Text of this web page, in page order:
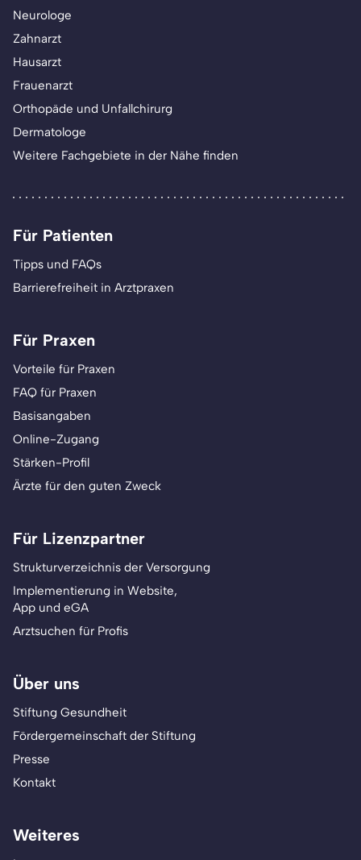
Neurologe
Zahnarzt
Hausarzt
Frauenarzt
Orthopäde und Unfallchirurg
Dermatologe
Weitere Fachgebiete in der Nähe finden
Für Patienten
Tipps und FAQs
Barrierefreiheit in Arztpraxen
Für Praxen
Vorteile für Praxen
FAQ für Praxen
Basisangaben
Online-Zugang
Stärken-Profil
Ärzte für den guten Zweck
Für Lizenzpartner
Strukturverzeichnis der Versorgung
Implementierung in Website,
App und eGA
Arztsuchen für Profis
Über uns
Stiftung Gesundheit
Fördergemeinschaft der Stiftung
Presse
Kontakt
Weiteres